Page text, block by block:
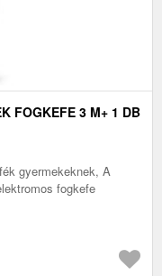
FOGKEFE 3 M+ 1 DB
gyermekeknek, A
fogkefe